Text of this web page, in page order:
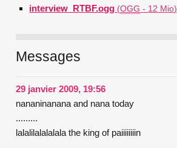
interview_RTBF.ogg (OGG - 12 Mio)
Messages
29 janvier 2009, 19:56
nananinanana and nana today
.........
lalalilalalalala the king of paiiiiiiiin